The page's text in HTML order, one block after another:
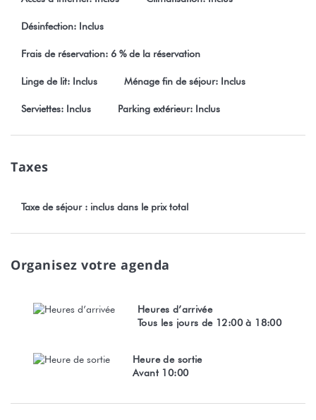
Pour le plaisir des enfants, un bassin avec des tortues est situé
à votre disposition durant votre séjour.
LES ÉSSENTIELS :
* Bord de lagon
* Climatisation
À PROXIMITÉ :
* Superette Tahiti Glace Papara – 800 m
* Snack chez Ina - 2 Km
* Grottes de Maraa - 3 Km
* Plage de Rohutu - 9 Km
conditions générales de vente qui peuvent être consultées sur
notre site Stayinn.Vacations en cliquant sur les conditions
Désinfection: Inclus
Frais de réservation: 6 % de la réservation
Linge de lit: Inclus Ménage fin de séjour: Inclus
Serviettes: Inclus Parking extérieur: Inclus
Taxes
Taxe de séjour : inclus dans le prix total
Organisez votre agenda
Heures d’arrivée
Tous les jours de 12:00 à 18:00
Heure de sortie
Avant 10:00